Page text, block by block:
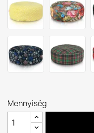
Mennyiség